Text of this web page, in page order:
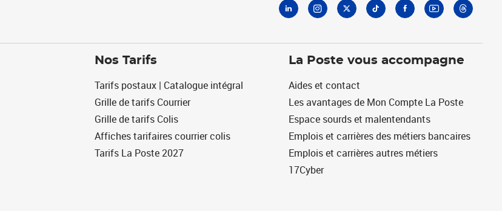
Nos Tarifs
Tarifs postaux | Catalogue intégral
Grille de tarifs Courrier
Grille de tarifs Colis
Affiches tarifaires courrier colis
Tarifs La Poste 2027
La Poste vous accompagne
Aides et contact
Les avantages de Mon Compte La Poste
Espace sourds et malentendants
Emplois et carrières des métiers bancaires
Emplois et carrières autres métiers
17Cyber